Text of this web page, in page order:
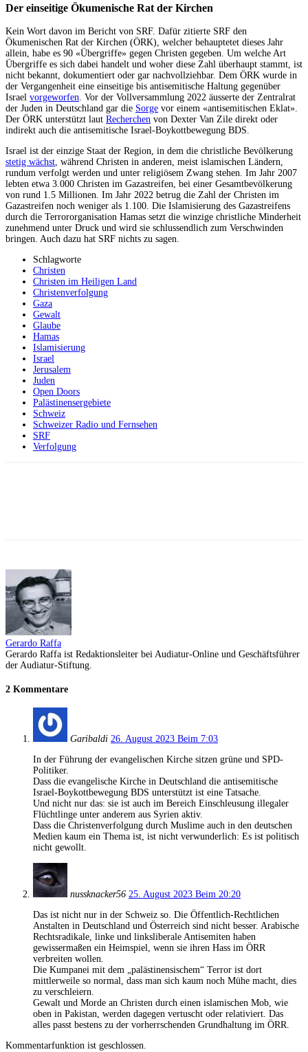
Der einseitige Ökumenische Rat der Kirchen
Kein Wort davon im Bericht von SRF. Dafür zitierte SRF den
Ökumenischen Rat der Kirchen (ÖRK), welcher behauptetet dieses Jahr
allein, habe es 90 «Übergriffe» gegen Christen gegeben. Um welche Art
Übergriffe es sich dabei handelt und woher diese Zahl überhaupt stammt, ist
nicht bekannt, dokumentiert oder gar nachvollziehbar. Dem ÖRK wurde in
der Vergangenheit eine einseitige bis antisemitische Haltung gegenüber
Israel vorgeworfen. Vor der Vollversammlung 2022 äusserte der Zentralrat
der Juden in Deutschland gar die Sorge vor einem «antisemitischen Eklat».
Der ÖRK unterstützt laut Recherchen von Dexter Van Zile direkt oder
indirekt auch die antisemitische Israel-Boykottbewegung BDS.
Israel ist der einzige Staat der Region, in dem die christliche Bevölkerung
stetig wächst, während Christen in anderen, meist islamischen Ländern,
rundum verfolgt werden und unter religiösem Zwang stehen. Im Jahr 2007
lebten etwa 3.000 Christen im Gazastreifen, bei einer Gesamtbevölkerung
von rund 1.5 Millionen. Im Jahr 2022 betrug die Zahl der Christen im
Gazastreifen noch weniger als 1.100. Die Islamisierung des Gazastreifens
durch die Terrororganisation Hamas setzt die winzige christliche Minderheit
zunehmend unter Druck und wird sie schlussendlich zum Verschwinden
bringen. Auch dazu hat SRF nichts zu sagen.
Schlagworte
Christen
Christen im Heiligen Land
Christenverfolgung
Gaza
Gewalt
Glaube
Hamas
Islamisierung
Israel
Jerusalem
Juden
Open Doors
Palästinensergebiete
Schweiz
Schweizer Radio und Fernsehen
SRF
Verfolgung
Gerardo Raffa
Gerardo Raffa ist Redaktionsleiter bei Audiatur-Online und Geschäftsführer
der Audiatur-Stiftung.
2 Kommentare
Garibaldi 26. August 2023 Beim 7:03
In der Führung der evangelischen Kirche sitzen grüne und SPD-
Politiker.
Dass die evangelische Kirche in Deutschland die antisemitische
Israel-Boykottbewegung BDS unterstützt ist eine Tatsache.
Und nicht nur das: sie ist auch im Bereich Einschleusung illegaler
Flüchtlinge unter anderem aus Syrien aktiv.
Dass die Christenverfolgung durch Muslime auch in den deutschen
Medien kaum ein Thema ist, ist nicht verwunderlich: Es ist politisch
nicht gewollt.
nussknacker56 25. August 2023 Beim 20:20
Das ist nicht nur in der Schweiz so. Die Öffentlich-Rechtlichen
Anstalten in Deutschland und Österreich sind nicht besser. Arabische
Rechtsradikale, linke und linksliberale Antisemiten haben
gewissermaßen ein Heimspiel, wenn sie ihren Hass im ÖRR
verbreiten wollen.
Die Kumpanei mit dem „palästinensischem“ Terror ist dort
mittlerweile so normal, dass man sich kaum noch Mühe macht, dies
zu verschleiern.
Gewalt und Morde an Christen durch einen islamischen Mob, wie
oben in Pakistan, werden dagegen vertuscht oder relativiert. Das
alles passt bestens zu der vorherrschenden Grundhaltung im ÖRR.
Kommentarfunktion ist geschlossen.